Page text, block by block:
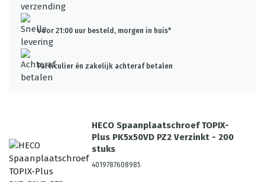
Voor 21:00 uur besteld, morgen in huis*
Particulier én zakelijk achteraf betalen
HECO Spaanplaatschroef TOPIX-
Plus PK5x50VD PZ2 Verzinkt - 200
stuks
4019787608985